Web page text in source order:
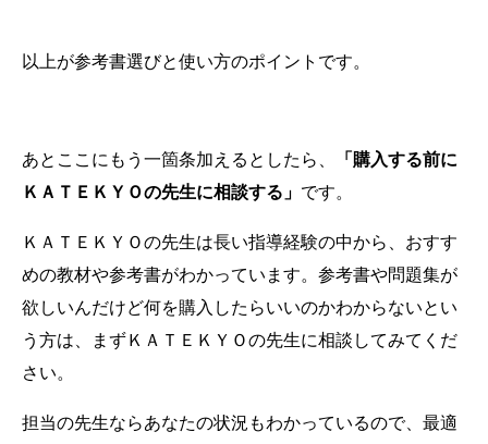
以上が参考書選びと使い方のポイントです。
あとここにもう一箇条加えるとしたら、
「購入する前に
ＫＡＴＥＫＹＯの先生に相談する」 です。
ＫＡＴＥＫＹＯの先生は長い指導経験の中から、おすす
めの教材や参考書がわかっています。参考書や問題集が
欲しいんだけど何を購入したらいいのかわからないとい
う方は、まずＫＡＴＥＫＹＯの先生に相談してみてくだ
さい。
担当の先生ならあなたの状況もわかっているので、最適